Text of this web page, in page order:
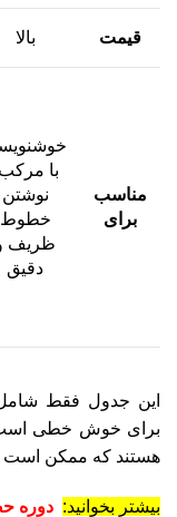
قیمت بالا
مناسب
برای
با
نوشتن
خطوط
ظریف
دقیق
این جدول فقط
برای خوش خطی است
هستند که ممکن است
بیشتر بخوانید: دوره